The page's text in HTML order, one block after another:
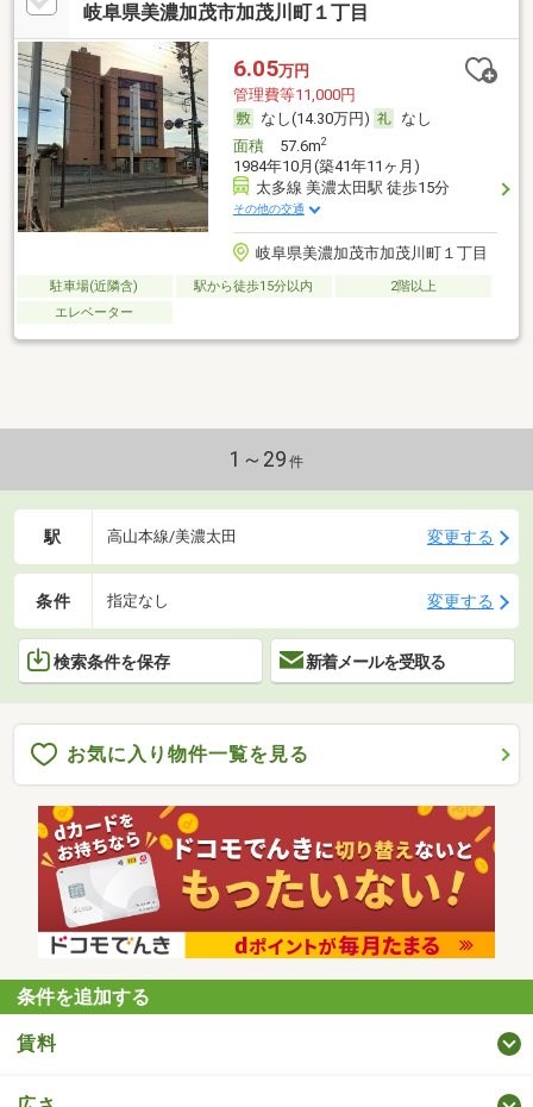
岐阜県美濃加茂市加茂川町１丁目
6.05万円
管理費等11,000円
なし(14.30万円)
なし
面積57.6m2
1984年10月(築41年11ヶ月)
太多線 美濃太田駅 徒歩15分
その他の交通
岐阜県美濃加茂市加茂川町１丁目
駐車場(近隣含) 駅から徒歩15分以内
2階以上
エレベーター
1～29 件
駅 高山本線/美濃太田 変更する
条件 指定なし 変更する
検索条件を保存 新着メールを受取る
お気に入り物件一覧を見る
条件を追加する
賃料